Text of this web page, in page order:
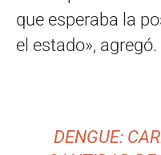
que esperaba la
el estado», agregó.
DENGUE: